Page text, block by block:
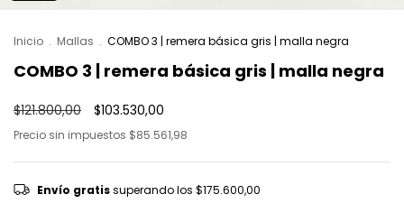
Inicio . Mallas . COMBO 3 | remera básica gris | malla negra
COMBO 3 | remera básica gris | malla negra
$121.800,00 $103.530,00
Precio sin impuestos $85.561,98
Envío gratis superando los $175.600,00